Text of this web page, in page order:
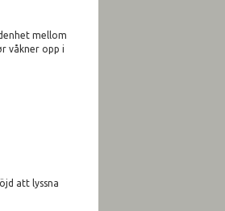
mellom
våkner opp i
att lyssna